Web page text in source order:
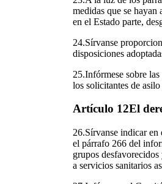
medidas que se hayan
en el Estado parte,
24.Sírvanse
disposiciones
25.Infórmese sobre
los solicitantes de
Artículo 12El
26.Sírvanse indicar en
el párrafo 266 del
grupos
a servicios sanitarios